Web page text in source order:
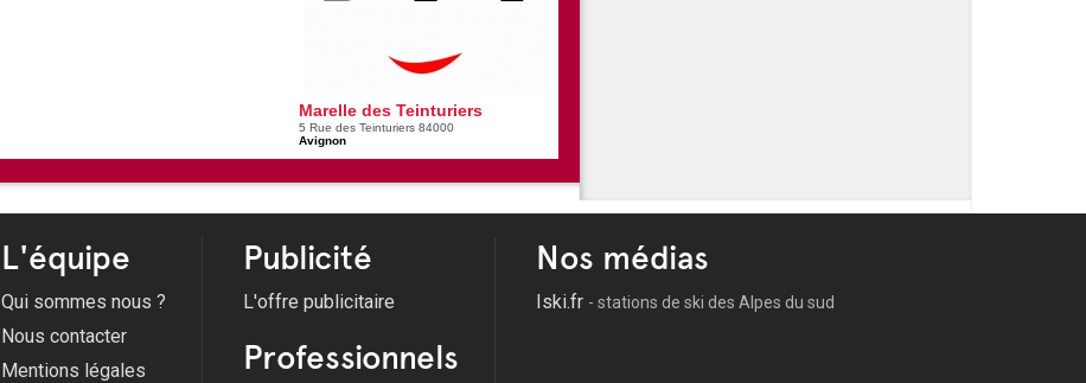
Marelle des Teinturiers
5 Rue des Teinturiers 84000
Avignon
L'équipe
Qui sommes nous ?
Nous contacter
Mentions légales
Publicité
L'offre publicitaire
Professionnels
Nos médias
Iski.fr - stations de ski des Alpes du sud